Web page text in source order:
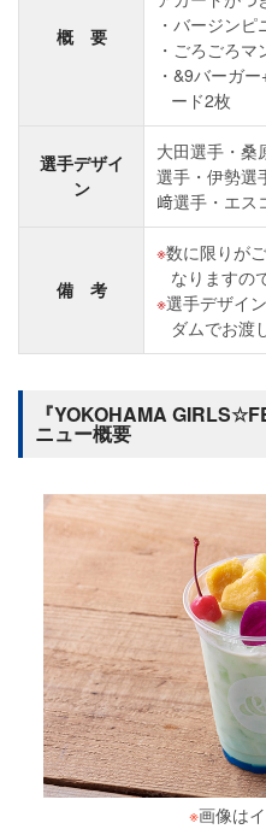
概 要
バージンピ
ごろごろマ
&9バーガ
ード2枚
選手デザイ
ン
大田選手・桑
選手・伊勢選
﨑選手・エ
備 考
数に限りが
なりますの
選手デザイ
ダムでお渡
『YOKOHAMA
ニュー概要
※画像は